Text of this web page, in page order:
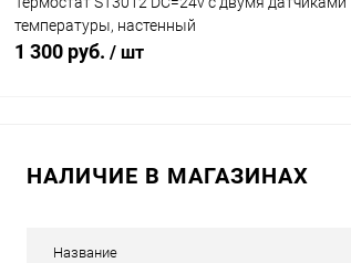
температуры, настенный
1 300 руб. / шт
НАЛИЧИЕ В МАГАЗИНАХ
Название